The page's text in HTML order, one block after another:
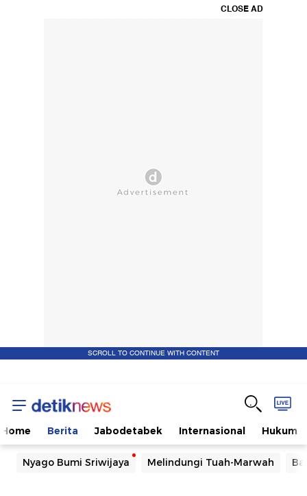
CLOSE AD
SCROLL TO CONTINUE WITH CONTENT
Home Berita Jabodetabek Internasional Hukum
Nyago Bumi Sriwijaya Melindungi Tuah-Marwah